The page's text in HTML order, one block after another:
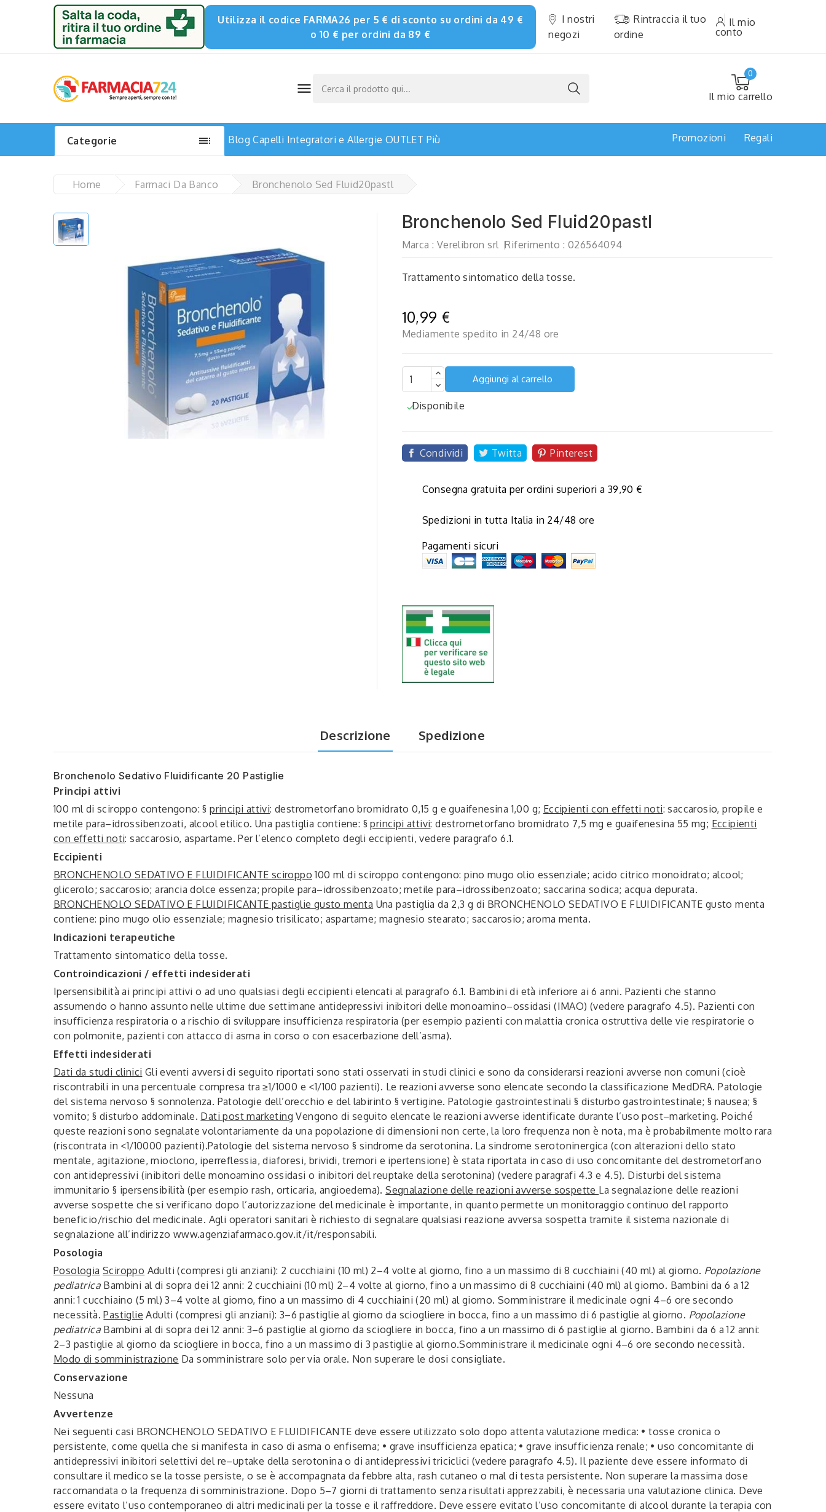
Utilizza il codice FARMA26 per 5 € di sconto su ordini da 49 €
o 10 € per ordini da 89 €
I nostri
negozi
Rintraccia il tuo
ordine
Il mio
conto

0
Il mio carrello

Categorie Blog Capelli Integratori e Allergie OUTLET Più Promozioni Regali
Home Farmaci Da Banco Bronchenolo Sed Fluid20pastl
Bronchenolo Sed Fluid20pastl
Marca : Verelibron srl Riferimento : 026564094
Trattamento sintomatico della tosse.
10,99 €
Mediamente spedito in 24/48 ore
Aggiungi al carrello
Disponibile
Condividi Twitta Pinterest
Consegna gratuita per ordini superiori a 39,90 €
Spedizioni in tutta Italia in 24/48 ore
Pagamenti sicuri
Descrizione Spedizione
Bronchenolo Sedativo Fluidificante 20 Pastiglie
Principi attivi
100 ml di sciroppo contengono: §principi attivi: destrometorfano bromidrato 0,15 g e guaifenesina 1,00 g; Eccipienti con effetti noti: saccarosio, propile e
metile para–idrossibenzoati, alcool etilico. Una pastiglia contiene: §principi attivi: destrometorfano bromidrato 7,5 mg e guaifenesina 55 mg; Eccipienti
con effetti noti: saccarosio, aspartame. Per l’elenco completo degli eccipienti, vedere paragrafo 6.1.
Eccipienti
BRONCHENOLO SEDATIVO E FLUIDIFICANTE sciroppo 100 ml di sciroppo contengono: pino mugo olio essenziale; acido citrico monoidrato; alcool;
glicerolo; saccarosio; arancia dolce essenza; propile para–idrossibenzoato; metile para–idrossibenzoato; saccarina sodica; acqua depurata.
BRONCHENOLO SEDATIVO E FLUIDIFICANTE pastiglie gusto menta Una pastiglia da 2,3 g di BRONCHENOLO SEDATIVO E FLUIDIFICANTE gusto menta
contiene: pino mugo olio essenziale; magnesio trisilicato; aspartame; magnesio stearato; saccarosio; aroma menta.
Indicazioni terapeutiche
Trattamento sintomatico della tosse.
Controindicazioni / effetti indesiderati
Ipersensibilità ai principi attivi o ad uno qualsiasi degli eccipienti elencati al paragrafo 6.1. Bambini di età inferiore ai 6 anni. Pazienti che stanno
assumendo o hanno assunto nelle ultime due settimane antidepressivi inibitori delle monoamino–ossidasi (IMAO) (vedere paragrafo 4.5). Pazienti con
insufficienza respiratoria o a rischio di sviluppare insufficienza respiratoria (per esempio pazienti con malattia cronica ostruttiva delle vie respiratorie o
con polmonite, pazienti con attacco di asma in corso o con esacerbazione dell’asma).
Effetti indesiderati
Dati da studi clinici Gli eventi avversi di seguito riportati sono stati osservati in studi clinici e sono da considerarsi reazioni avverse non comuni (cioè
riscontrabili in una percentuale compresa tra ≥1/1000 e <1/100 pazienti). Le reazioni avverse sono elencate secondo la classificazione MedDRA.Patologie
del sistema nervoso § sonnolenza. Patologie dell’orecchio e del labirinto § vertigine. Patologie gastrointestinali § disturbo gastrointestinale; § nausea; §
vomito; § disturbo addominale. Dati post marketing Vengono di seguito elencate le reazioni avverse identificate durante l’uso post–marketing. Poiché
queste reazioni sono segnalate volontariamente da una popolazione di dimensioni non certe, la loro frequenza non è nota, ma è probabilmente molto rara
(riscontrata in <1/10000 pazienti).Patologie del sistema nervoso § sindrome da serotonina. La sindrome serotoninergica (con alterazioni dello stato
mentale, agitazione, mioclono, iperreflessia, diaforesi, brividi, tremori e ipertensione) è stata riportata in caso di uso concomitante del destrometorfano
con antidepressivi (inibitori delle monoamino ossidasi o inibitori del reuptake della serotonina) (vedere paragrafi 4.3 e 4.5). Disturbi del sistema
immunitario § ipersensibilità (per esempio rash, orticaria, angioedema).Segnalazione delle reazioni avverse sospette La segnalazione delle reazioni
avverse sospette che si verificano dopo l’autorizzazione del medicinale è importante, in quanto permette un monitoraggio continuo del rapporto
beneficio/rischio del medicinale. Agli operatori sanitari è richiesto di segnalare qualsiasi reazione avversa sospetta tramite il sistema nazionale di
segnalazione all’indirizzo www.agenziafarmaco.gov.it/it/responsabili.
Posologia
Posologia Sciroppo Adulti (compresi gli anziani): 2 cucchiaini (10 ml) 2–4 volte al giorno, fino a un massimo di 8 cucchiaini (40 ml) al giorno. Popolazione
pediatrica Bambini al di sopra dei 12 anni: 2 cucchiaini (10 ml) 2–4 volte al giorno, fino a un massimo di 8 cucchiaini (40 ml) al giorno. Bambini da 6 a 12
anni: 1 cucchiaino (5 ml) 3–4 volte al giorno, fino a un massimo di 4 cucchiaini (20 ml) al giorno. Somministrare il medicinale ogni 4–6 ore secondo
necessità.Pastiglie Adulti (compresi gli anziani): 3–6 pastiglie al giorno da sciogliere in bocca, fino a un massimo di 6 pastiglie al giorno. Popolazione
pediatrica Bambini al di sopra dei 12 anni: 3–6 pastiglie al giorno da sciogliere in bocca, fino a un massimo di 6 pastiglie al giorno. Bambini da 6 a 12 anni:
2–3 pastiglie al giorno da sciogliere in bocca, fino a un massimo di 3 pastiglie al giorno.Somministrare il medicinale ogni 4–6 ore secondo necessità.
Modo di somministrazione Da somministrare solo per via orale. Non superare le dosi consigliate.
Conservazione
Nessuna
Avvertenze
Nei seguenti casi BRONCHENOLO SEDATIVO E FLUIDIFICANTE deve essere utilizzato solo dopo attenta valutazione medica: • tosse cronica o
persistente, come quella che si manifesta in caso di asma o enfisema; • grave insufficienza epatica; • grave insufficienza renale; • uso concomitante di
antidepressivi inibitori selettivi del re–uptake della serotonina o di antidepressivi triciclici (vedere paragrafo 4.5). Il paziente deve essere informato di
consultare il medico se la tosse persiste, o se è accompagnata da febbre alta, rash cutaneo o mal di testa persistente. Non superare la massima dose
raccomandata o la frequenza di somministrazione. Dopo 5–7 giorni di trattamento senza risultati apprezzabili, è necessaria una valutazione clinica. Deve
essere evitato l’uso contemporaneo di altri medicinali per la tosse e il raffreddore. Deve essere evitato l’uso concomitante di alcool durante la terapia con